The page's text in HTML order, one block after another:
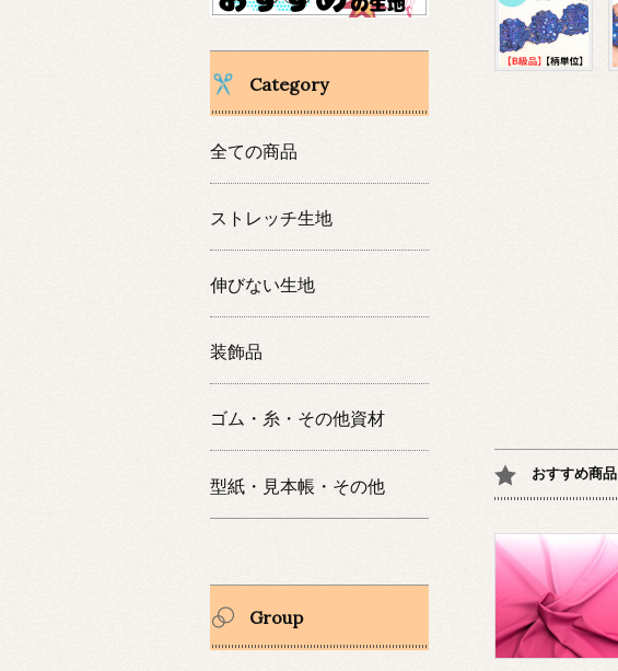
おすすめ商品
Category
全ての商品
ストレッチ生地
伸びない生地
装飾品
ゴム・糸・その他資材
型紙・見本帳・その他
Group